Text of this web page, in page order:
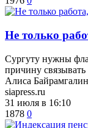
​Не только
Сургуту нужны
причину
Алиса
siapress.ru
31 июля в 16:10
1878 0